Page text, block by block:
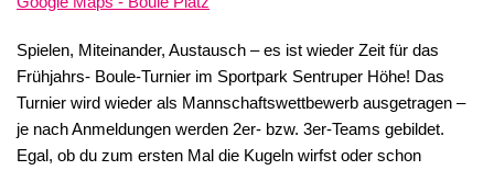
Spielen, Miteinander, Austausch – es ist wieder Zeit für das
Frühjahrs- Boule-Turnier im Sportpark Sentruper Höhe! Das
Turnier wird wieder als Mannschaftswettbewerb ausgetragen –
je nach Anmeldungen werden 2er- bzw. 3er-Teams gebildet.
Egal, ob du zum ersten Mal die Kugeln wirfst oder schon